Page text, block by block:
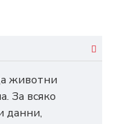
животни
За всяко
данни,